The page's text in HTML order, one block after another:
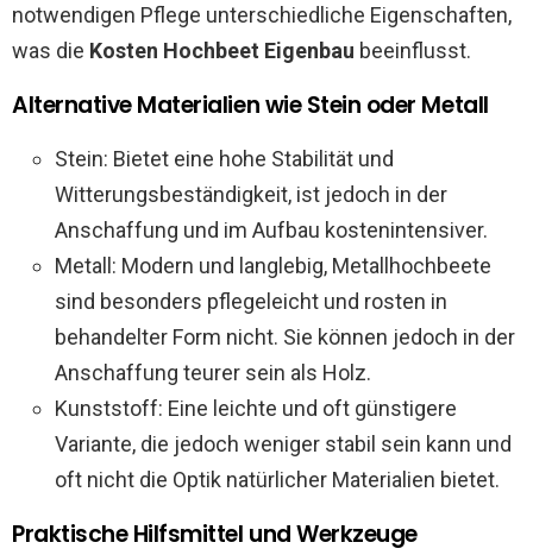
notwendigen Pflege unterschiedliche Eigenschaften,
was die Kosten Hochbeet Eigenbau beeinflusst.
Alternative Materialien wie Stein oder Metall
Stein: Bietet eine hohe Stabilität und
Witterungsbeständigkeit, ist jedoch in der
Anschaffung und im Aufbau kostenintensiver.
Metall: Modern und langlebig, Metallhochbeete
sind besonders pflegeleicht und rosten in
behandelter Form nicht. Sie können jedoch in der
Anschaffung teurer sein als Holz.
Kunststoff: Eine leichte und oft günstigere
Variante, die jedoch weniger stabil sein kann und
oft nicht die Optik natürlicher Materialien bietet.
Praktische Hilfsmittel und Werkzeuge